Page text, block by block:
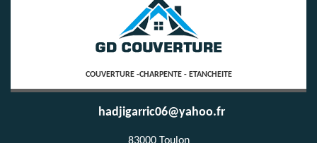
COUVERTURE -CHARPENTE - ETANCHEITE
hadjigarric06@yahoo.fr